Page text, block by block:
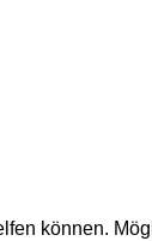
können.